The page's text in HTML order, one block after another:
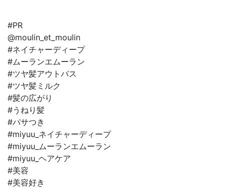
#PR
@moulin_et_moulin
#ネイチャーディープ
#ムーランエムーラン
#ツヤ髪アウトバス
#ツヤ髪ミルク
#髪の広がり
#うねり髪
#パサつき
#miyuu_ネイチャーディープ
#miyuu_ムーランエムーラン
#miyuu_ヘアケア
#美容
#美容好き